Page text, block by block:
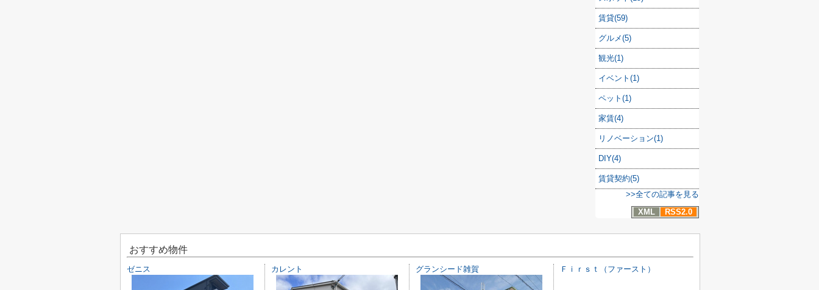
賃貸(59)
グルメ(5)
観光(1)
イベント(1)
ペット(1)
家賃(4)
リノベーション(1)
DIY(4)
賃貸契約(5)
>>全ての記事を見る
XML
RSS2.0
おすすめ物件
ゼニス カレント グランシード雑賀 Ｆｉｒｓｔ（ファースト）